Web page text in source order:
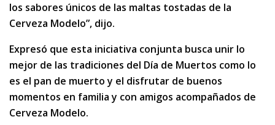
los sabores únicos de las maltas tostadas de la
Cerveza Modelo”, dijo.
Expresó que esta iniciativa conjunta busca unir lo
mejor de las tradiciones del Día de Muertos como lo
es el pan de muerto y el disfrutar de buenos
momentos en familia y con amigos acompañados de
Cerveza Modelo.